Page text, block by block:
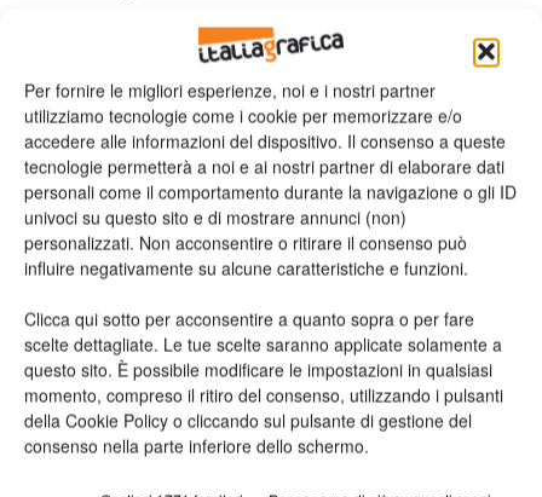
Per fornire le migliori esperienze, noi e i nostri partner
utilizziamo tecnologie come i cookie per memorizzare e/o
accedere alle informazioni del dispositivo. Il consenso a queste
tecnologie permetterà a noi e ai nostri partner di elaborare dati
personali come il comportamento durante la navigazione o gli ID
univoci su questo sito e di mostrare annunci (non)
personalizzati. Non acconsentire o ritirare il consenso può
influire negativamente su alcune caratteristiche e funzioni.
Clicca qui sotto per acconsentire a quanto sopra o per fare
scelte dettagliate. Le tue scelte saranno applicate solamente a
questo sito. È possibile modificare le impostazioni in qualsiasi
momento, compreso il ritiro del consenso, utilizzando i pulsanti
della Cookie Policy o cliccando sul pulsante di gestione del
consenso nella parte inferiore dello schermo.
Valentina Vezzali e Luigi Zoja.
Le aziende premiate
Vincitori premio speciale:
Bolton Alimentari S.p.A. (premio speciale per imballaggi in
acciaio)
Heineken S.p.A. (premio speciale per imballaggi in vetro)
Nestlè Italiana S.p.A. (premio speciale per imballaggi in
carta)